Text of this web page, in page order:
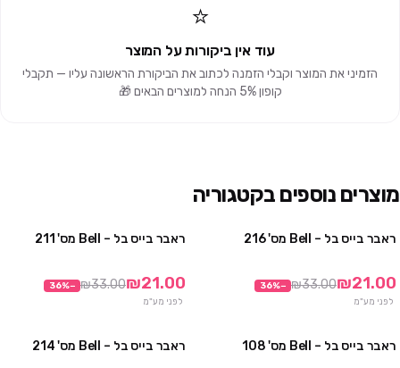
⭐
עוד אין ביקורות על המוצר
הזמיני את המוצר וקבלי הזמנה לכתוב את הביקורת הראשונה עליו — תקבלי
קופון 5% הנחה למוצרים הבאים 🎁
מוצרים נוספים בקטגוריה
ראבר בייס בל – Bell מס' 216
₪21.00
₪33.00
−
36%
לפני מע"מ
ראבר בייס בל – Bell מס' 211
₪21.00
₪33.00
−
36%
לפני מע"מ
ראבר בייס בל – Bell מס' 108 ראבר בייס בל – Bell מס' 214